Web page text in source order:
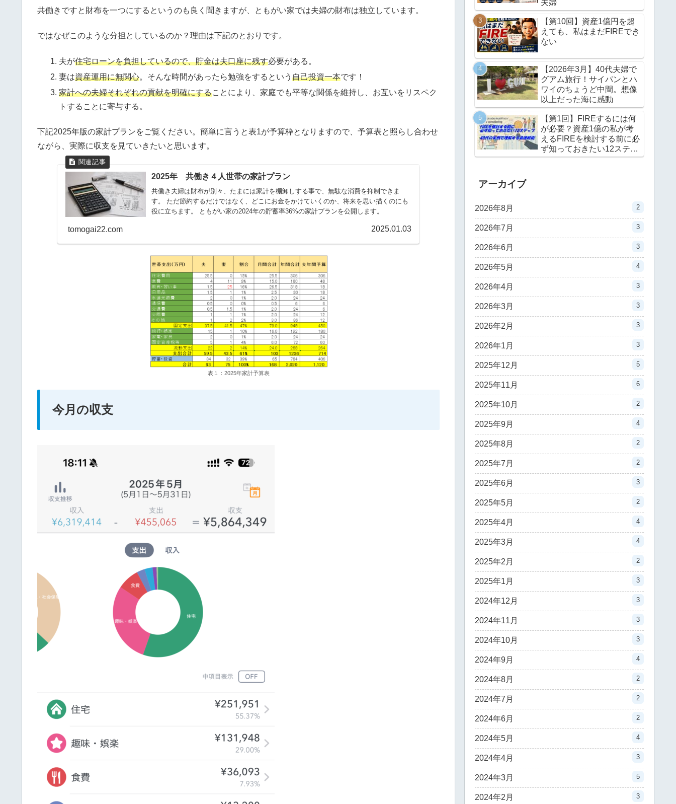
共働きですと財布を一つにするというのも良く聞きますが、ともがい家では夫婦の財布は独立しています。
ではなぜこのような分担としているのか？理由は下記のとおりです。
夫が住宅ローンを負担しているので、貯金は夫口座に残す必要がある。
妻は資産運用に無関心。そんな時間があったら勉強をするという自己投資一本です！
家計への夫婦それぞれの貢献を明確にすることにより、家庭でも平等な関係を維持し、お互いをリスペク
トすることに寄与する。
下記2025年版の家計プランをご覧ください。簡単に言うと表1が予算枠となりますので、予算表と照らし合わせ
ながら、実際に収支を見ていきたいと思います。
2025年 共働き４人世帯の家計プラン
共働き夫婦は財布が別々、たまには家計を棚卸しする事で、無駄な消費を抑制できま
す。 ただ節約するだけではなく、どこにお金をかけていくのか、将来を思い描くのにも
役に立ちます。 ともがい家の2024年の貯蓄率36%の家計プランを公開します。
tomogai22.com 2025.01.03
表１：2025年家計予算表
今月の収支
夫婦
【第10回】資産1億円を超
えても、私はまだFIREでき
ない
【2026年3月】40代夫婦で
グアム旅行！サイパンとハ
ワイのちょうど中間。想像
以上だった海に感動
【第1回】FIREするには何
が必要？資産1億の私が考
えるFIREを検討する前に必
ず知っておきたい12ステッ
プ｜40代の実例で理解する
アーカイブ
2026年8月 2
2026年7月 3
2026年6月 3
2026年5月 4
2026年4月 3
2026年3月 3
2026年2月 3
2026年1月 3
2025年12月 5
2025年11月 6
2025年10月 2
2025年9月 4
2025年8月 2
2025年7月 2
2025年6月 3
2025年5月 2
2025年4月 4
2025年3月 4
2025年2月 2
2025年1月 3
2024年12月 3
2024年11月 3
2024年10月 3
2024年9月 4
2024年8月 2
2024年7月 2
2024年6月 2
2024年5月 4
2024年4月 3
2024年3月 5
2024年2月 3